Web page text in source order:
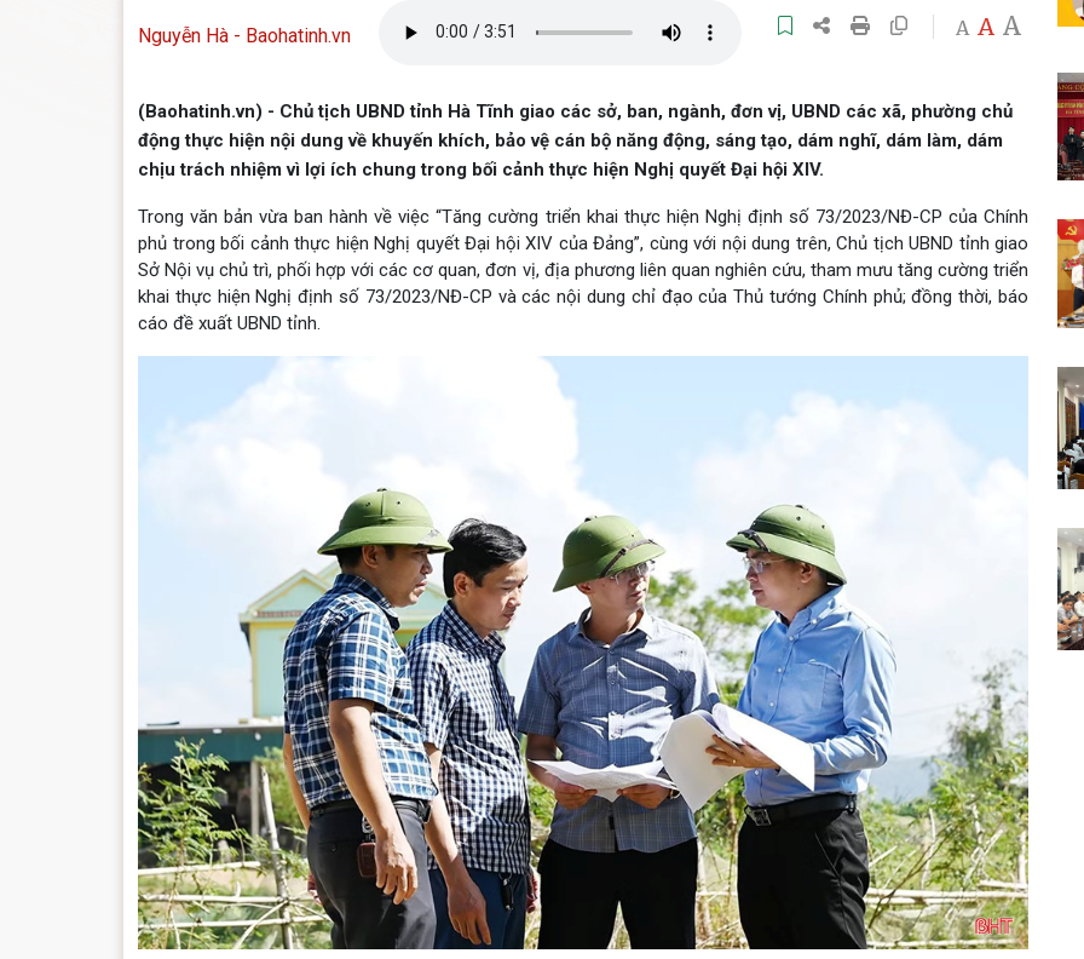
Nguyễn Hà - Baohatinh.vn A A A
(Baohatinh.vn) - Chủ tịch UBND tỉnh Hà Tĩnh giao các sở, ban, ngành, đơn vị, UBND các xã, phường chủ
động thực hiện nội dung về khuyến khích, bảo vệ cán bộ năng động, sáng tạo, dám nghĩ, dám làm, dám
chịu trách nhiệm vì lợi ích chung trong bối cảnh thực hiện Nghị quyết Đại hội XIV.
Trong văn bản vừa ban hành về việc “Tăng cường triển khai thực hiện Nghị định số 73/2023/NĐ-CP của Chính
phủ trong bối cảnh thực hiện Nghị quyết Đại hội XIV của Đảng”, cùng với nội dung trên, Chủ tịch UBND tỉnh giao
Sở Nội vụ chủ trì, phối hợp với các cơ quan, đơn vị, địa phương liên quan nghiên cứu, tham mưu tăng cường triển
khai thực hiện Nghị định số 73/2023/NĐ-CP và các nội dung chỉ đạo của Thủ tướng Chính phủ; đồng thời, báo
cáo đề xuất UBND tỉnh.